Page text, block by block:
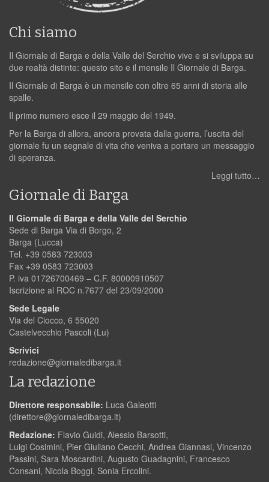
Chi siamo
Il Giornale di Barga e della Valle del Serchio vive e si sviluppa su
due realtà distinte: questo sito e il mensile Il Giornale di Barga.
Il Giornale di Barga è un mensile con oltre 65 anni di storia alle
spalle.
Il primo numero esce il 29 maggio del 1949.
Per la Barga di allora, ancora provata dalla guerra, l’uscita del
giornale fu un segnale di vita che veniva a portare un messaggio
di speranza.
Leggi tutto…
Giornale di Barga
Il Giornale di Barga e della Valle del Serchio
Sede di Barga Via di Borgo, 2
Barga (Lucca)
Tel. +39 0583 723003
Fax +39 0583 723003
P. iva 01726700469 – C.F. 80000910507
Iscrizione al ROC n.7677 del 23/09/2000
Sede Legale
Via del Ciocco, 6 55020
Castelvecchio Pascoli (Lu)
Scrivici
redazione@giornaledibarga.it
La redazione
Direttore responsabile: Luca Galeotti
(direttore@giornaledibarga.it)
Redazione: Flavio Guidi, Alessio Barsotti,
Luigi Cosimini, Pier Giuliano Cecchi, Andrea Giannasi, Vincenzo
Passini, Sara Moscardini, Augusto Guadagnini, Francesco
Consani, Nicola Boggi, Sonia Ercolini.